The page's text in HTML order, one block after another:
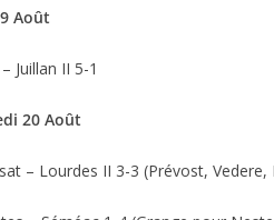
Août
Juillan II 5-1
20 Août
– Lourdes II 3-3 (Prévost,